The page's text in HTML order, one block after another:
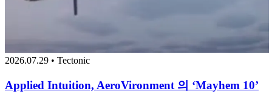
2026.07.29 • Tectonic
Applied Intuition, AeroVironment 의 ‘Mayhem 10’